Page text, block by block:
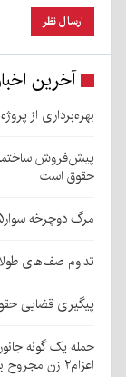
آخرین
بهره‌برداری از پروژه ۱۲۰ کیلومتری فیبرنوری روستایی در قلعه‌گنج
پیش‌فروش
حقوق است
مرگ دوچرخه سوار۶۵ ساله در مسیر باغین
تداوم صف‌های
پیگیری قضایی
حمله یک گونه
اعزام۲ زن مجروح به کرمان